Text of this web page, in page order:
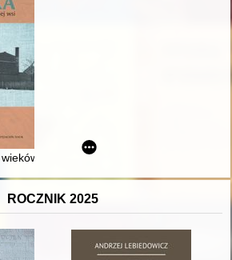
podpoznańskiej wsi
ROCZNIK 2025